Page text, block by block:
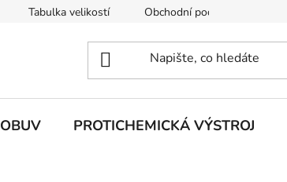
Tabulka velikostí Obchodní podmínky
OBUV PROTICHEMICKÁ VÝSTROJ